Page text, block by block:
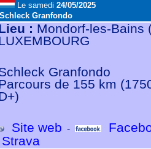
Le samedi 24/05/2025
Schleck Granfondo
: Mondorf-les-
Granfondo
de 155 km
Site web -
Strava